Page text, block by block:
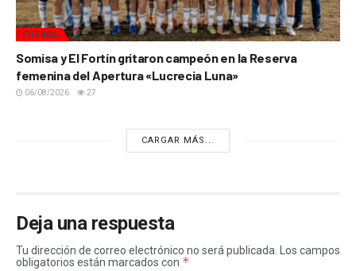
FÚTBOL
Somisa y El Fortín gritaron campeón en la Reserva
femenina del Apertura «Lucrecia Luna»
06/08/2026 27
CARGAR MÁS...
Deja una respuesta
Tu dirección de correo electrónico no será publicada. Los campos
obligatorios están marcados con *